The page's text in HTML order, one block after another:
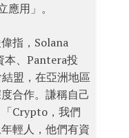
用」。
指，Solana
本、Pantera投
盟，在亞洲地區
合作。謙稱自己
Crypto，我們
輕人，他們有資